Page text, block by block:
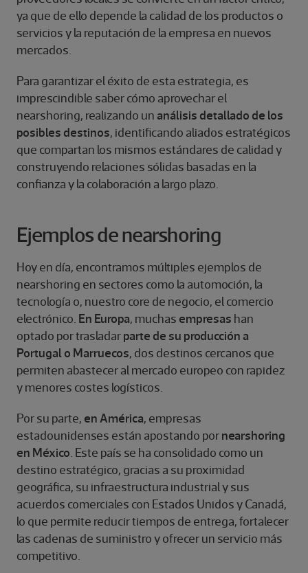
ya que de ello depende la calidad de los productos o
servicios y la reputación de la empresa en nuevos
mercados.
Para garantizar el éxito de esta estrategia, es
imprescindible saber cómo aprovechar el
nearshoring, realizando un análisis detallado de los
posibles destinos, identificando aliados estratégicos
que compartan los mismos estándares de calidad y
construyendo relaciones sólidas basadas en la
confianza y la colaboración a largo plazo.
Ejemplos de nearshoring
Hoy en día, encontramos múltiples ejemplos de
nearshoring en sectores como la automoción, la
tecnología o, nuestro core de negocio, el comercio
electrónico. En Europa, muchas empresas han
optado por trasladarparte de su producción a
Portugal o Marruecos, dos destinos cercanos que
permiten abastecer al mercado europeo con rapidez
y menores costes logísticos.
Por su parte, en América, empresas
estadounidenses están apostando pornearshoring
en México . Este país se ha consolidado como un
destino estratégico, gracias a su proximidad
geográfica, su infraestructura industrial y sus
acuerdos comerciales con Estados Unidos y Canadá,
lo que permite reducir tiempos de entrega, fortalecer
las cadenas de suministro y ofrecer un servicio más
competitivo.